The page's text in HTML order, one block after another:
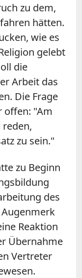
zu dem,
hätten.
wie es
gelebt
die
Arbeit das
Die Frage
offen: "Am
zu sein."
zu Beginn
des
Reaktion
Übernahme
Vertreter